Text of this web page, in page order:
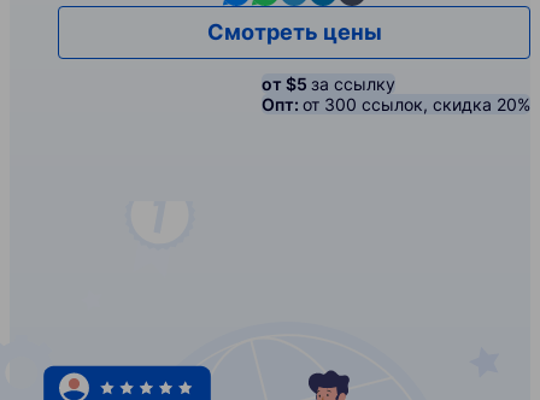
Смотреть цены
от $5 за ссылку
Опт: от 300 ссылок, скидка 20%